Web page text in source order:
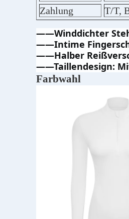
Zahlung
T/T,
——Winddichter
——Intime
——Halber
——Taillendesign:
Farbwahl